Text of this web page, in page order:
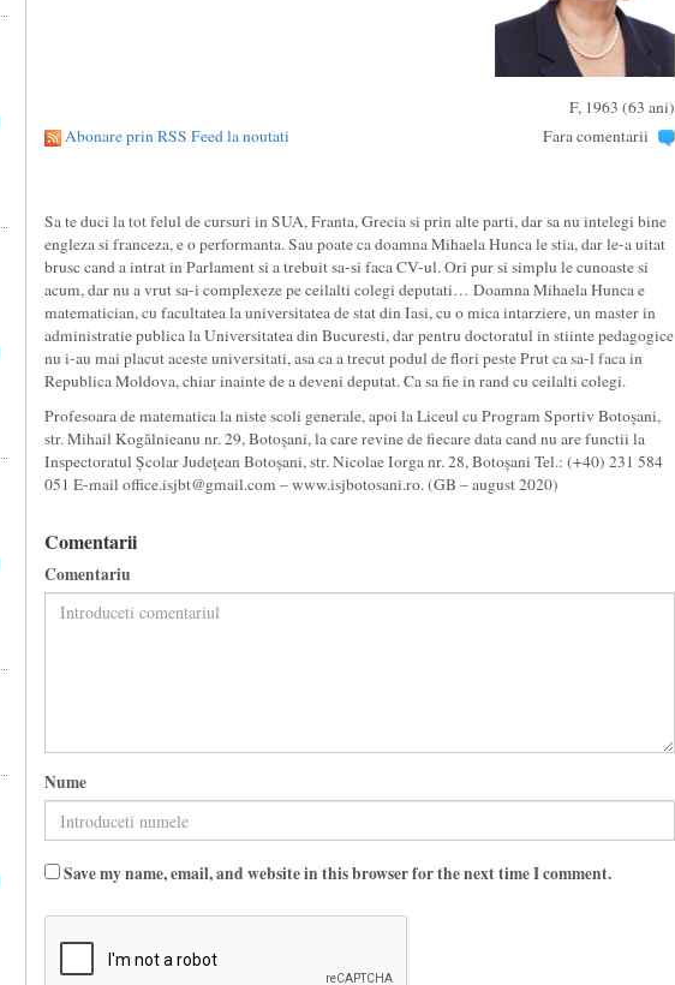
F, 1963 (63 ani)
Abonare prin RSS Feed la noutati
Fara comentarii
Sa te duci la tot felul de cursuri in SUA, Franta, Grecia si prin alte parti, dar sa nu intelegi bine
engleza si franceza, e o performanta. Sau poate ca doamna Mihaela Hunca le stia, dar le-a uitat
brusc cand a intrat in Parlament si a trebuit sa-si faca CV-ul. Ori pur si simplu le cunoaste si
acum, dar nu a vrut sa-i complexeze pe ceilalti colegi deputati… Doamna Mihaela Hunca e
matematician, cu facultatea la universitatea de stat din Iasi, cu o mica intarziere, un master in
administratie publica la Universitatea din Bucuresti, dar pentru doctoratul in stiinte pedagogice
nu i-au mai placut aceste universitati, asa ca a trecut podul de flori peste Prut ca sa-l faca in
Republica Moldova, chiar inainte de a deveni deputat. Ca sa fie in rand cu ceilalti colegi.
Profesoara de matematica la niste scoli generale, apoi la Liceul cu Program Sportiv Botoșani,
str. Mihail Kogălnieanu nr. 29, Botoșani, la care revine de fiecare data cand nu are functii la
Inspectoratul Școlar Județean Botoșani, str. Nicolae Iorga nr. 28, Botoșani Tel.: (+40) 231 584
051 E-mail office.isjbt@gmail.com – www.isjbotosani.ro. (GB – august 2020)
Comentarii
Comentariu
Nume
Save my name, email, and website in this browser for the next time I comment.